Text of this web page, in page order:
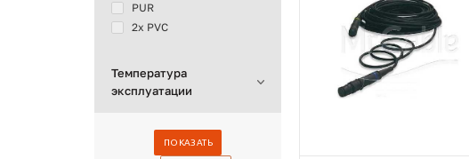
PUR
2x PVC
Температура
эксплуатации